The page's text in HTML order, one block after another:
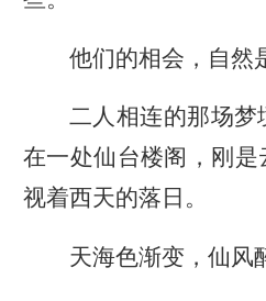
他们的相会，自然
二人相连的那场梦
在一处仙台楼阁，刚
视着西天的落日。
天海色渐变，仙风